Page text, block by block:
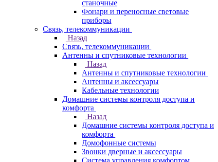
станочные
Фонари и переносные световые
приборы
Связь, телекоммуникации
Назад
Связь, телекоммуникации
Антенны и спутниковые технологии
Назад
Антенны и спутниковые технологии
Антенны и аксессуары
Кабельные технологии
Домашние системы контроля доступа и
комфорта
Назад
Домашние системы контроля доступа и
комфорта
Домофонные системы
Звонки дверные и аксессуары
Система управления комфортом